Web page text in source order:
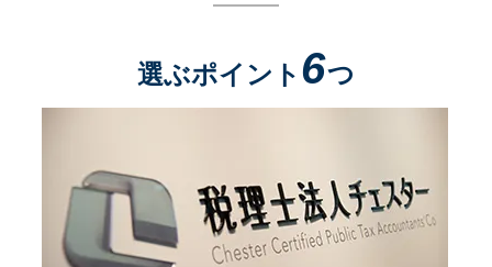
選ぶポイント 6つ